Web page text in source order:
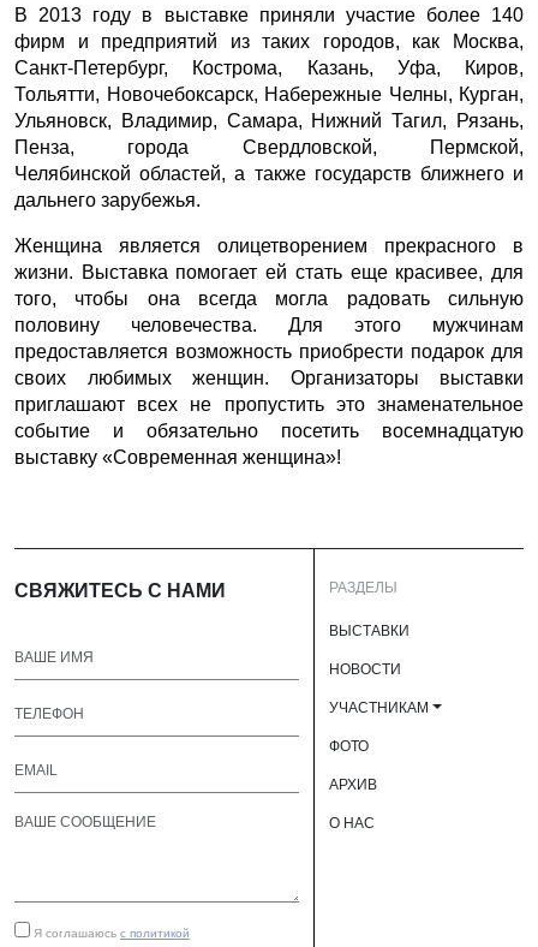
В 2013 году в выставке приняли участие более 140
фирм и предприятий из таких городов, как Москва,
Санкт-Петербург, Кострома, Казань, Уфа, Киров,
Тольятти, Новочебоксарск, Набережные Челны, Курган,
Ульяновск, Владимир, Самара, Нижний Тагил, Рязань,
Пенза, города Свердловской, Пермской,
Челябинской областей, а также государств ближнего и
дальнего зарубежья.
Женщина является олицетворением прекрасного в
жизни. Выставка помогает ей стать еще красивее, для
того, чтобы она всегда могла радовать сильную
половину человечества. Для этого мужчинам
предоставляется возможность приобрести подарок для
своих любимых женщин. Организаторы выставки
приглашают всех не пропустить это знаменательное
событие и обязательно посетить восемнадцатую
выставку «Современная женщина»!
СВЯЖИТЕСЬ С НАМИ
Я соглашаюсь с политикой
РАЗДЕЛЫ
ВЫСТАВКИ
НОВОСТИ
УЧАСТНИКАМ
ФОТО
АРХИВ
О НАС